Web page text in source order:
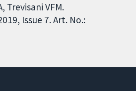
Trevisani VFM.
Issue 7. Art. No.: